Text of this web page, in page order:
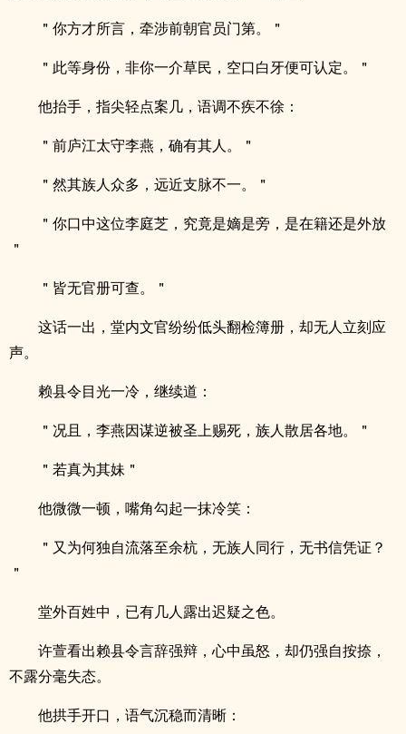
＂你方才所言，牵涉前朝官员门第。＂
＂此等身份，非你一介草民，空口白牙便可认定。＂
他抬手，指尖轻点案几，语调不疾不徐：
＂前庐江太守李燕，确有其人。＂
＂然其族人众多，远近支脉不一。＂
＂你口中这位李庭芝，究竟是嫡是旁，是在籍还是外放
＂
＂皆无官册可查。＂
这话一出，堂内文官纷纷低头翻检簿册，却无人立刻应
声。
赖县令目光一冷，继续道：
＂况且，李燕因谋逆被圣上赐死，族人散居各地。＂
＂若真为其妹＂
他微微一顿，嘴角勾起一抹冷笑：
＂又为何独自流落至余杭，无族人同行，无书信凭证？
＂
堂外百姓中，已有几人露出迟疑之色。
许萱看出赖县令言辞强辩，心中虽怒，却仍强自按捺，
不露分毫失态。
他拱手开口，语气沉稳而清晰：